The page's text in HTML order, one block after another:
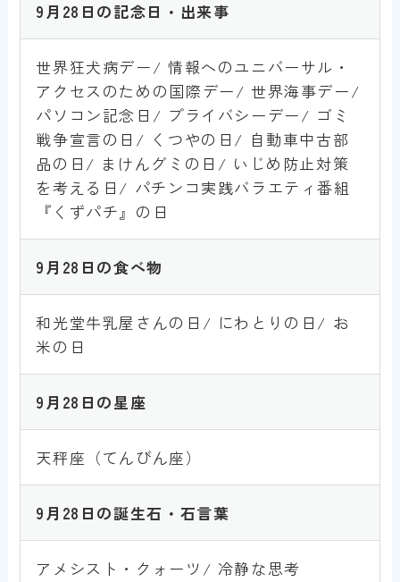
9 月28日の記念日・出来事
世界狂犬病デー/ 情報へのユニバーサル・
アクセスのための国際デー/ 世界海事デー/
パソコン記念日/ プライバシーデー/ ゴミ
戦争宣言の日/ くつやの日/ 自動車中古部
品の日/ まけんグミの日/ いじめ防止対策
を考える日/ パチンコ実践バラエティ番組
『くずパチ』の日
9月28 日 の食べ物
和光堂牛乳屋さんの日/ にわとりの日/ お
米の日
9月28 日 の星座
天秤座（てんびん座）
9月28 日 の誕生石・石言葉
アメシスト・クォーツ/ 冷静な思考